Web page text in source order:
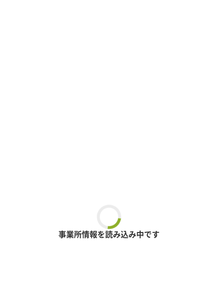
事業所情報を読み込み中です